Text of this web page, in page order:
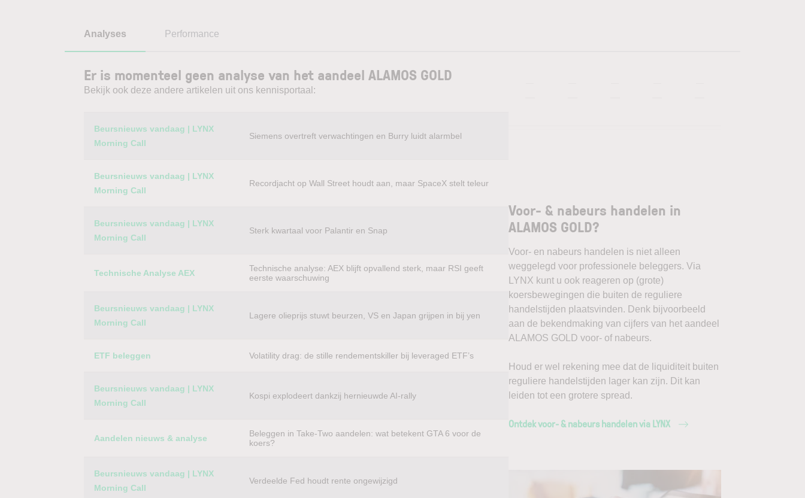
Analyses Performance
Er is momenteel geen analyse van het aandeel ALAMOS GOLD
Bekijk ook deze andere artikelen uit ons kennisportaal:
Category Titel
Beursnieuws vandaag | LYNX
Morning Call
Siemens overtreft verwachtingen en Burry luidt alarmbel
Beursnieuws vandaag | LYNX
Morning Call
Recordjacht op Wall Street houdt aan, maar SpaceX stelt teleur
Beursnieuws vandaag | LYNX
Morning Call
Sterk kwartaal voor Palantir en Snap
Technische Analyse AEX
Technische analyse: AEX blijft opvallend sterk, maar RSI geeft
eerste waarschuwing
Beursnieuws vandaag | LYNX
Morning Call
Lagere olieprijs stuwt beurzen, VS en Japan grijpen in bij yen
ETF beleggen Volatility drag: de stille rendementskiller bij leveraged ETF’s
Beursnieuws vandaag | LYNX
Morning Call
Kospi explodeert dankzij hernieuwde AI-rally
Aandelen nieuws & analyse
Beleggen in Take-Two aandelen: wat betekent GTA 6 voor de
koers?
Beursnieuws vandaag | LYNX
Morning Call
Verdeelde Fed houdt rente ongewijzigd
Voor- & nabeurs handelen in
ALAMOS GOLD?
Voor- en nabeurs handelen is niet alleen
weggelegd voor professionele beleggers. Via
LYNX kunt u ook reageren op (grote)
koersbewegingen die buiten de reguliere
handelstijden plaatsvinden. Denk bijvoorbeeld
aan de bekendmaking van cijfers van het aandeel
ALAMOS GOLD voor- of nabeurs.
Houd er wel rekening mee dat de liquiditeit buiten
reguliere handelstijden lager kan zijn. Dit kan
leiden tot een grotere spread.
Ontdek voor- & nabeurs handelen via LYNX